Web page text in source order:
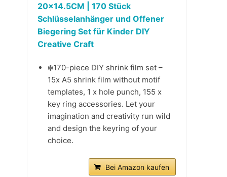
20×14.5CM | 170 Stück
Schlüsselanhänger und Offener
Biegering Set für Kinder DIY
Creative Craft
❄️170-piece DIY shrink film set –
15x A5 shrink film without motif
templates, 1 x hole punch, 155 x
key ring accessories. Let your
imagination and creativity run wild
and design the keyring of your
choice.
Bei Amazon kaufen